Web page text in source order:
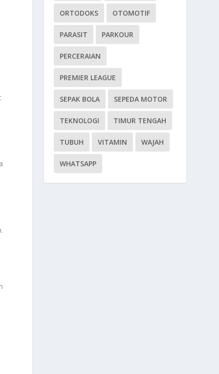
ORTODOKS OTOMOTIF
PARASIT PARKOUR
PERCERAIAN
PREMIER LEAGUE
SEPAK BOLA SEPEDA MOTOR
TEKNOLOGI TIMUR TENGAH
TUBUH VITAMIN WAJAH
WHATSAPP